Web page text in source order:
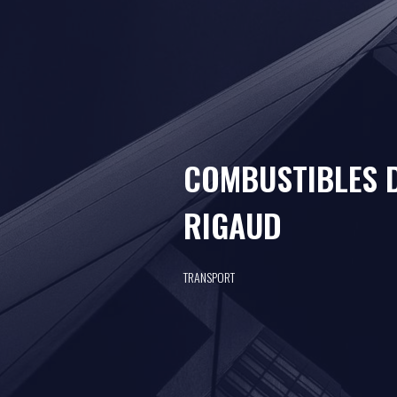
COMBUSTIBLES
RIGAUD
TRANSPORT